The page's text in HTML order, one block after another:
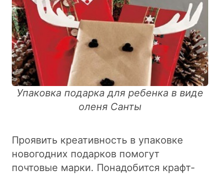
Упаковка подарка для ребенка в виде
оленя Санты
Проявить креативность в упаковке
новогодних подарков помогут
почтовые марки. Понадобится крафт-